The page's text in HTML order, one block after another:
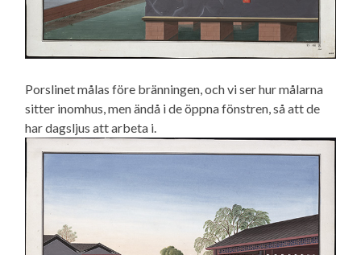
Porslinet målas före bränningen, och vi ser hur målarna
sitter inomhus, men ändå i de öppna fönstren, så att de
har dagsljus att arbeta i.